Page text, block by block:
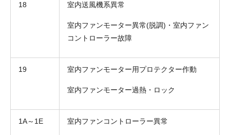
18 室内送風機系異常
室内ファンモーター異常(脱調)・室内ファン
コントローラー故障
19 室内ファンモーター用プロテクター作動
室内ファンモーター過熱・ロック
1A～1E 室内ファンコントローラー異常